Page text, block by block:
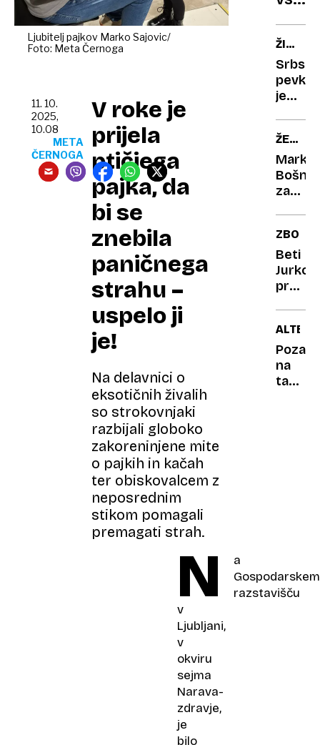
Ljubitelj pajkov Marko Sajovic/
Foto: Meta Černoga
V roke je
prijela
ptičjega
pajka, da
bi se
znebila
paničnega
strahu –
uspelo ji
je!
Na delavnici o
eksotičnih živalih
so strokovnjaki
razbijali globoko
zakoreninjene mite
o pajkih in kačah
ter obiskovalcem z
neposrednim
stikom pomagali
premagati strah.
11. 10.
2025,
10.08
META
ČERNOGA
N
a
Gospodarskem
razstavišču
v
Ljubljani,
v
okviru
sejma
Narava-
zdravje,
je
bilo
uteži
Srbsko
pevko
je
ime
pa je
dobila
po
ŽELI
SI
Marko
Beti
na